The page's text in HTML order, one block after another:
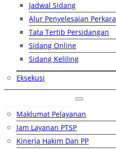
Jadwal Sidang
Alur Penyelesaian Perkara
Tata Tertib Persidangan
Sidang Online
Sidang Keliling
Eksekusi
Maklumat Pelayanan
Jam Layanan PTSP
Kinerja Hakim Dan PP